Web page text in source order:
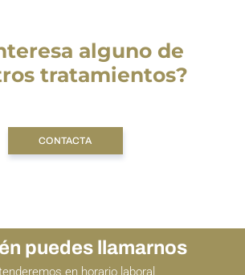
alguno de
tratamientos?
CONTACTA
puedes llamarnos
en horario laboral